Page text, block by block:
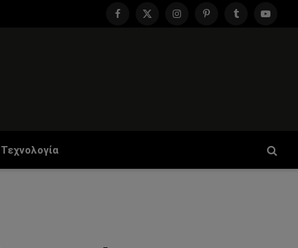
Facebook
X
InstagramPinterestTumblr
Τεχνολογία